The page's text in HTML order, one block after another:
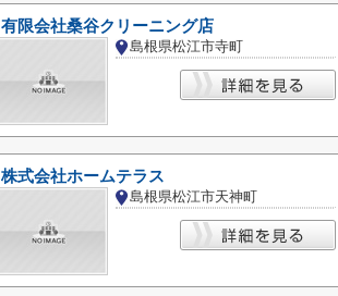
有限会社桑谷クリーニング店
島根県松江市寺町
株式会社ホームテラス
島根県松江市天神町